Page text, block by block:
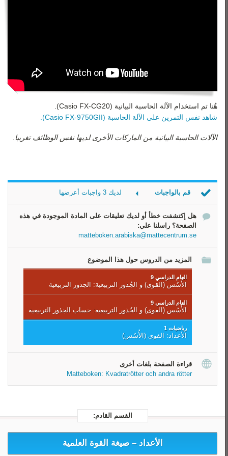
هُنا تم استخدام الآلة الحاسبة البيانية (Casio FX-CG20).
شاهد نفس التمرين على الآلة الحاسبة (Casio FX-9750GII).
الآلات الحاسبة البيانية من الماركات الأخرى لديها نفس الوظائف تغريبا.
قم بالواجبات لديك 3 واجبات أعرضها
الجذر الصحيح
الجذر الصحيح 2
أحسب الجذر
هل إكتشفت خطأ أو لديك تعليقات على المادة الموجودة في هذه
الصفحة؟ راسلنا علي:
matteboken.arabiska@mattecentrum.se
المزيد من الدروس حول هذا الموضوع
العام الدراسي 9
الأُسُس (القوى) و الجُذور‏ التربيعية: الجذور التربيعية
العام الدراسي 9
الأُسُس (القوى) و الجُذور‏ التربيعية: حساب الجذور التربيعية
رياضيات 1
الأعداد: القوى (الأُسُس)
قراءة الصفحة بلغات أخرى
Matteboken: Kvadratrötter och andra rötter
القسم القادم:
الأعداد – صيغة القوة العلمية